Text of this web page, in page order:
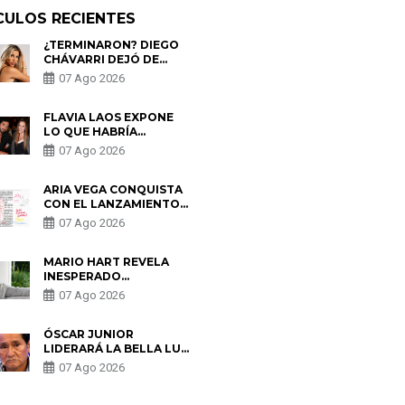
RECIENTES
¿TERMINARON? DIEGO
CHÁVARRI DEJÓ DE
SEGUIR A GABRIELA
HERRERA Y ANUNCIA SU
07 Ago 2026
FLAVIA LAOS EXPONE
LO QUE HABRÍA
BUSCADO PABLO
HEREDIA CON ALE
PARTES QUERÍA EL
REMEMBER”
07 Ago 2026
ARIA VEGA CONQUISTA
CON EL LANZAMIENTO
DE “TOTOTO (+4)”
07 Ago 2026
MARIO HART REVELA
INESPERADO
PROBLEMA DE SALUD
ANTES DE SEPARARSE
ENCONTRARON UN
TUMOR”
07 Ago 2026
ÓSCAR JUNIOR
LIDERARÁ LA BELLA LUZ
TRAS SALIDA DE SU
PADRE POR POLÉMICA
07 Ago 2026